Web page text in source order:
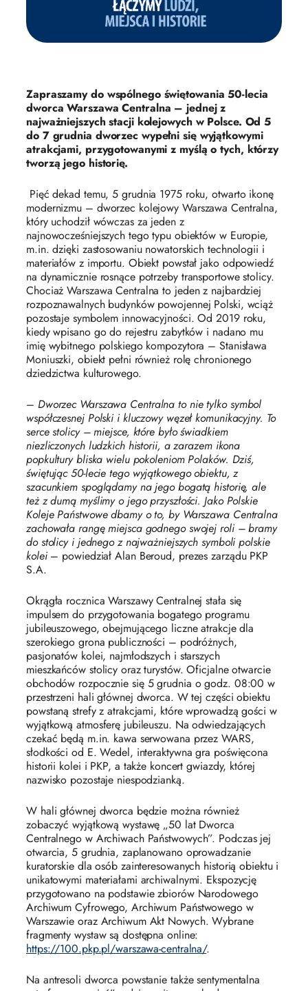
Zapraszamy do wspólnego świętowania 50-lecia
dworca Warszawa Centralna – jednej z
najważniejszych stacji kolejowych w Polsce. Od 5
do 7 grudnia dworzec wypełni się wyjątkowymi
atrakcjami, przygotowanymi z myślą o tych, którzy
tworzą jego historię.
Pięć dekad temu, 5 grudnia 1975 roku, otwarto ikonę
modernizmu – dworzec kolejowy Warszawa Centralna,
który uchodził wówczas za jeden z
najnowocześniejszych tego typu obiektów w Europie,
m.in. dzięki zastosowaniu nowatorskich technologii i
materiałów z importu. Obiekt powstał jako odpowiedź
na dynamicznie rosnące potrzeby transportowe stolicy.
Chociaż Warszawa Centralna to jeden z najbardziej
rozpoznawalnych budynków powojennej Polski, wciąż
pozostaje symbolem innowacyjności. Od 2019 roku,
kiedy wpisano go do rejestru zabytków i nadano mu
imię wybitnego polskiego kompozytora – Stanisława
Moniuszki, obiekt pełni również rolę chronionego
dziedzictwa kulturowego.
– Dworzec Warszawa Centralna to nie tylko symbol
współczesnej Polski i kluczowy węzeł komunikacyjny. To
serce stolicy – miejsce, które było świadkiem
niezliczonych ludzkich historii, a zarazem ikona
popkultury bliska wielu pokoleniom Polaków. Dziś,
świętując 50-lecie tego wyjątkowego obiektu, z
szacunkiem spoglądamy na jego bogatą historię, ale
też z dumą myślimy o jego przyszłości. Jako Polskie
Koleje Państwowe dbamy o to, by Warszawa Centralna
zachowała rangę miejsca godnego swojej roli – bramy
do stolicy i jednego z najważniejszych symboli polskie
kolei– powiedział Alan Beroud, prezes zarządu PKP
S.A.
Okrągła rocznica Warszawy Centralnej stała się
impulsem do przygotowania bogatego programu
jubileuszowego, obejmującego liczne atrakcje dla
szerokiego grona publiczności – podróżnych,
pasjonatów kolei, najmłodszych i starszych
mieszkańców stolicy oraz turystów. Oficjalne otwarcie
obchodów rozpocznie się 5 grudnia o godz. 08:00 w
przestrzeni hali głównej dworca. W tej części obiektu
powstaną strefy z atrakcjami, które wprowadzą gości w
wyjątkową atmosferę jubileuszu. Na odwiedzających
czekać będą m.in. kawa serwowana przez WARS,
słodkości od E. Wedel, interaktywna gra poświęcona
historii kolei i PKP, a także koncert gwiazdy, której
nazwisko pozostaje niespodzianką.
W hali głównej dworca będzie można również
zobaczyć wyjątkową wystawę „50 lat Dworca
Centralnego w Archiwach Państwowych”. Podczas jej
otwarcia, 5 grudnia, zaplanowano oprowadzanie
kuratorskie dla osób zainteresowanych historią obiektu i
unikatowymi materiałami archiwalnymi. Ekspozycję
przygotowano na podstawie zbiorów Narodowego
Archiwum Cyfrowego, Archiwum Państwowego w
Warszawie oraz Archiwum Akt Nowych. Wybrane
fragmenty wystaw są dostępna online:
https://100.pkp.pl/warszawa-centralna/.
Na antresoli dworca powstanie także sentymentalna